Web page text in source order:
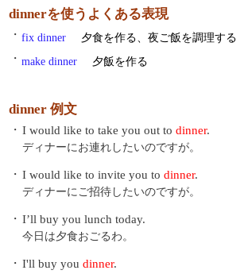
dinnerを使うよくある表現
・ fix dinner
夕食を作る、夜ご飯を調理する
・ make dinner 夕飯を作る
dinner 例文
・ I would like to take you out to dinner.
ディナーにお連れしたいのですが。
・ I would like to invite you to dinner.
ディナーにご招待したいのですが。
・ I’ll buy you lunch today.
今日は夕食おごるわ。
・ I'll buy you dinner.